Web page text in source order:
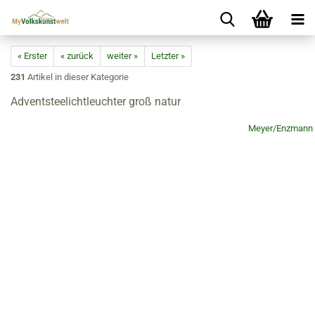
« Erster « zurück weiter »
Letzter »
231 Artikel in dieser Kategorie
Adventsteelichtleuchter groß natur
Meyer/Enzmann